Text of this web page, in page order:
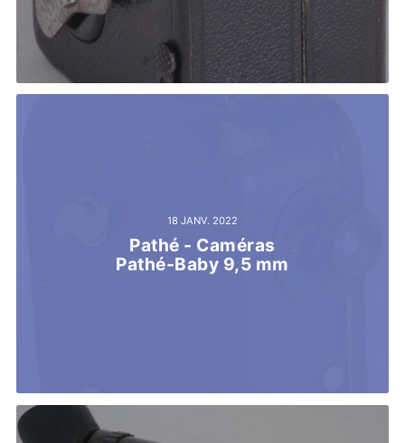
18 JANV. 2022
Pathé - Caméras
Pathé-Baby 9,5 mm